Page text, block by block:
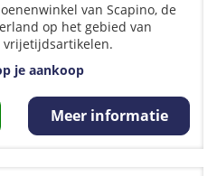
van Scapino, de
op het gebied van
vrijetijdsartikelen.
je aankoop
Meer informatie